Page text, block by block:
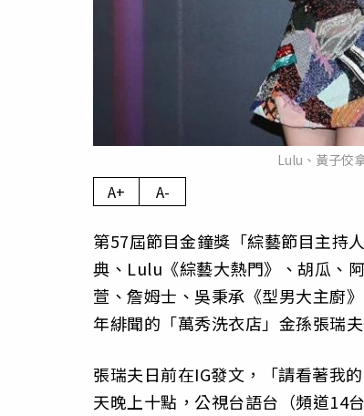
Lulu、黃子佼
A+ A-
第57屆節目金鐘獎「綜藝節目主持
典、Lulu《綜藝大熱門》、胡瓜、
萱、詹姆士、吳秉承《型男大主廚
年緋聞的「萬秀洗衣店」金孫張瑞
張瑞夫日前在IG發文，「請看著我
天晚上十點，公視台語台（頻道14